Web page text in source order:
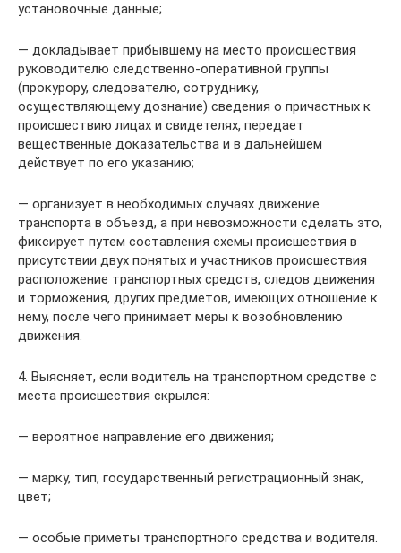
установочные данные;
— докладывает прибывшему на место происшествия
руководителю следственно-оперативной группы
(прокурору, следователю, сотруднику,
осуществляющему дознание) сведения о причастных к
происшествию лицах и свидетелях, передает
вещественные доказательства и в дальнейшем
действует по его указанию;
— организует в необходимых случаях движение
транспорта в объезд, а при невозможности сделать это,
фиксирует путем составления схемы происшествия в
присутствии двух понятых и участников происшествия
расположение транспортных средств, следов движения
и торможения, других предметов, имеющих отношение к
нему, после чего принимает меры к возобновлению
движения.
4. Выясняет, если водитель на транспортном средстве с
места происшествия скрылся:
— вероятное направление его движения;
— марку, тип, государственный регистрационный знак,
цвет;
— особые приметы транспортного средства и водителя.